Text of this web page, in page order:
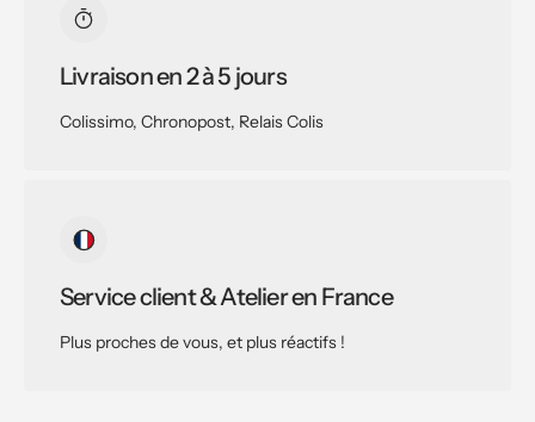
Livraison en 2 à 5 jours
Colissimo, Chronopost, Relais Colis
Service client & Atelier en France
Plus proches de vous, et plus réactifs !